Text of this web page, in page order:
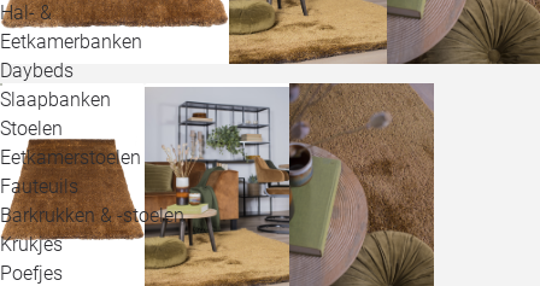
Hal- &
Eetkamerbanken
Daybeds
Slaapbanken
Stoelen
Eetkamerstoelen
Fauteuils
Barkrukken & -stoelen
Krukjes
Poefjes